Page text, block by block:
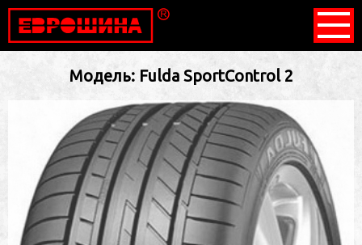
Модель: Fulda SportControl 2